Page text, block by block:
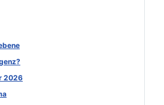
2026